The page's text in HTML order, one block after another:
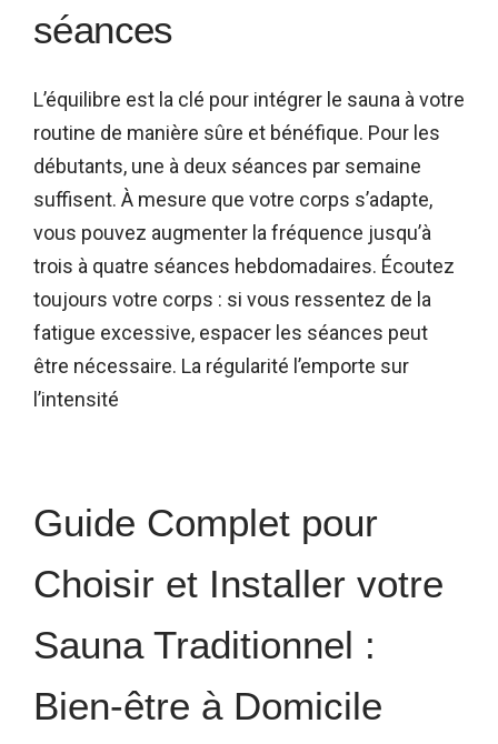
séances
L’équilibre est la clé pour intégrer le sauna à votre
routine de manière sûre et bénéfique. Pour les
débutants, une à deux séances par semaine
suffisent. À mesure que votre corps s’adapte,
vous pouvez augmenter la fréquence jusqu’à
trois à quatre séances hebdomadaires. Écoutez
toujours votre corps : si vous ressentez de la
fatigue excessive, espacer les séances peut
être nécessaire. La régularité l’emporte sur
l’intensité
Guide Complet pour
Choisir et Installer votre
Sauna Traditionnel :
Bien-être à Domicile